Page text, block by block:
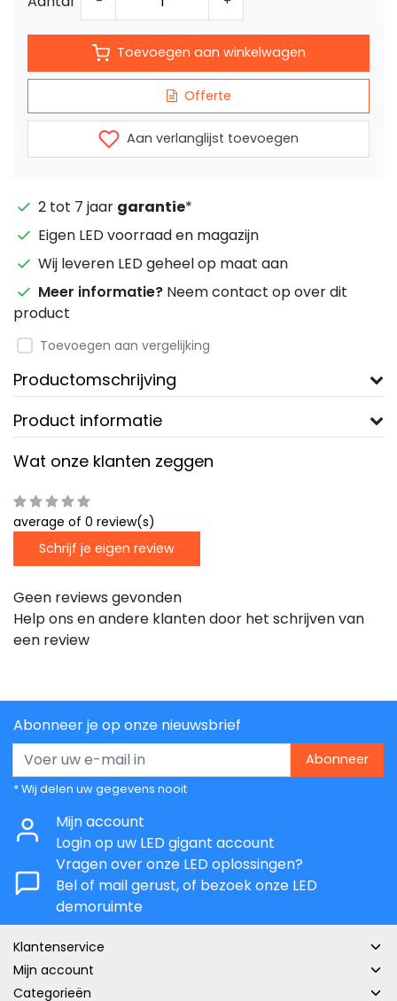
Toevoegen aan winkelwagen
Offerte
Aan verlanglijst toevoegen
2 tot 7 jaar garantie*
Eigen LED voorraad en magazijn
Wij leveren LED geheel op maat aan
Meer informatie? Neem contact op over dit
product
Toevoegen aan vergelijking
Productomschrijving
Product informatie
Wat onze klanten zeggen
average of 0 review(s)
Schrijf je eigen review
Geen reviews gevonden
Help ons en andere klanten door het schrijven van
een review
Abonneer je op onze nieuwsbrief
Abonneer
* Wij delen uw gegevens nooit
Mijn account
Login op uw LED gigant account
Vragen over onze LED oplossingen?
Bel of mail gerust, of bezoek onze LED
demoruimte
Klantenservice
Mijn account
Categorieën